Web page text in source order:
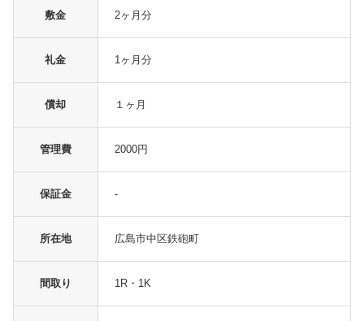
敷金 2ヶ月分
礼金 1ヶ月分
償却 １ヶ月
管理費 2000円
保証金 -
所在地 広島市中区鉄砲町
間取り 1R・1K